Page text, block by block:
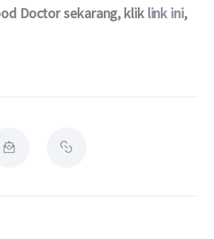
Doctor sekarang, klik link ini,